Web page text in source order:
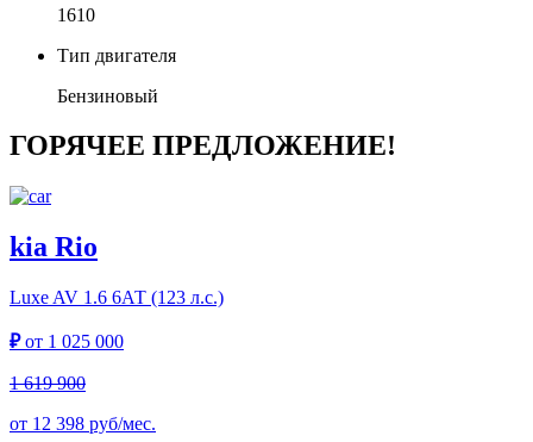
1610
Тип двигателя
Бензиновый
ГОРЯЧЕЕ ПРЕДЛОЖЕНИЕ!
kia Rio
Luxe AV 1.6 6АТ (123 л.с.)
₽от 1 025 000
1 619 900
от 12 398 руб/мес.